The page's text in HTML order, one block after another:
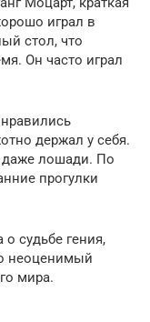
играл в
стол, что
Он часто играл
держал у себя.
даже лошади. По
прогулки
судьбе гения,
неоценимый
мира.